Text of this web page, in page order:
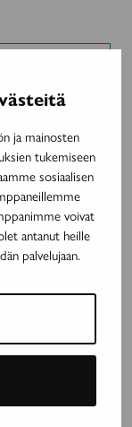
ja mainosten
tukemiseen
sosiaalisen
voivat
antanut heille
palvelujaan.
työryhmä.
Duodecim,
for
American
Marrow